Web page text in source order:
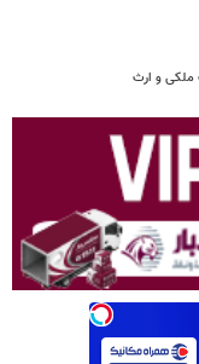
ملکی و ارث